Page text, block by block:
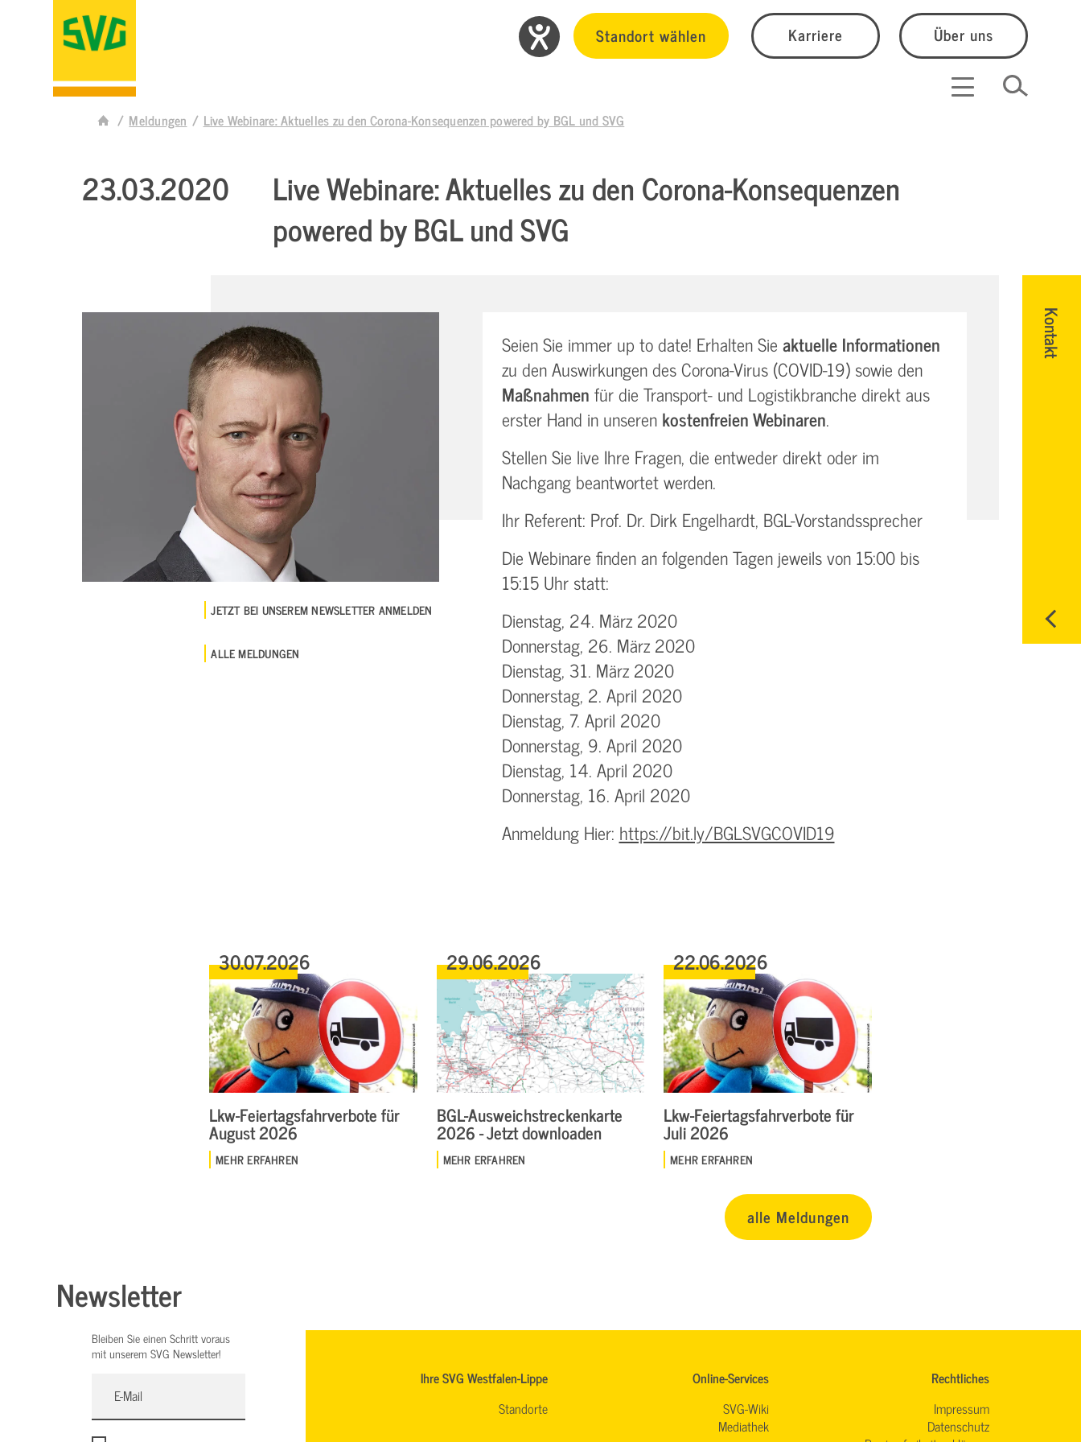
Standort wählen Karriere Über uns
Kontakt
Meldungen Live Webinare: Aktuelles zu den Corona-Konsequenzen powered by BGL und SVG
23.03.2020
Live Webinare: Aktuelles zu den Corona-Konsequenzen
powered by BGL und SVG
JETZT BEI UNSEREM NEWSLETTER ANMELDEN
ALLE MELDUNGEN
Seien Sie immer up to date! Erhalten Sieaktuelle Informationen
zu den Auswirkungen des Corona-Virus (COVID-19) sowie den
Maßnahmenfür die Transport- und Logistikbranche direkt aus
erster Hand in unserenkostenfreien Webinaren.
Stellen Sie live Ihre Fragen, die entweder direkt oder im
Nachgang beantwortet werden.
Ihr Referent: Prof. Dr. Dirk Engelhardt, BGL-Vorstandssprecher
Die Webinare finden an folgenden Tagen jeweils von 15:00 bis
15:15 Uhr statt:
Dienstag, 24. März 2020
Donnerstag, 26. März 2020
Dienstag, 31. März 2020
Donnerstag, 2. April 2020
Dienstag, 7. April 2020
Donnerstag, 9. April 2020
Dienstag, 14. April 2020
Donnerstag, 16. April 2020
Anmeldung Hier: https://bit.ly/BGLSVGCOVID19
30.07.2026
Lkw-Feiertagsfahrverbote für
August 2026
MEHR ERFAHREN
29.06.2026
BGL-Ausweichstreckenkarte
2026 - Jetzt downloaden
MEHR ERFAHREN
22.06.2026
Lkw-Feiertagsfahrverbote für
Juli 2026
MEHR ERFAHREN
alle Meldungen
Newsletter
Bleiben Sie einen Schritt voraus
mit unserem SVG Newsletter!
Ihre SVG Westfalen-Lippe
Standorte
Online-Services
SVG-Wiki
Mediathek
Rechtliches
Impressum
Datenschutz